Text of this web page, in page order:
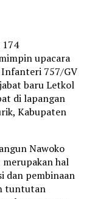
upacara
Infanteri 757/GV
baru Letkol
di lapangan
Kabupaten
Nawoko
hal
dan pembinaan
tuntutan